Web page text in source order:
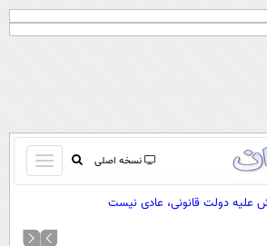
نسخه اصلی
باز
و
کردن
صفحه اول
دولت قانونی، عادی نیست